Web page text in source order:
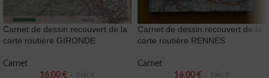
Carnet de dessin recouvert de la
carte routière GIRONDE
Carnet
16,00 €
Carnet de dessin recouvert de la
carte routière RENNES
Carnet
16,00 €